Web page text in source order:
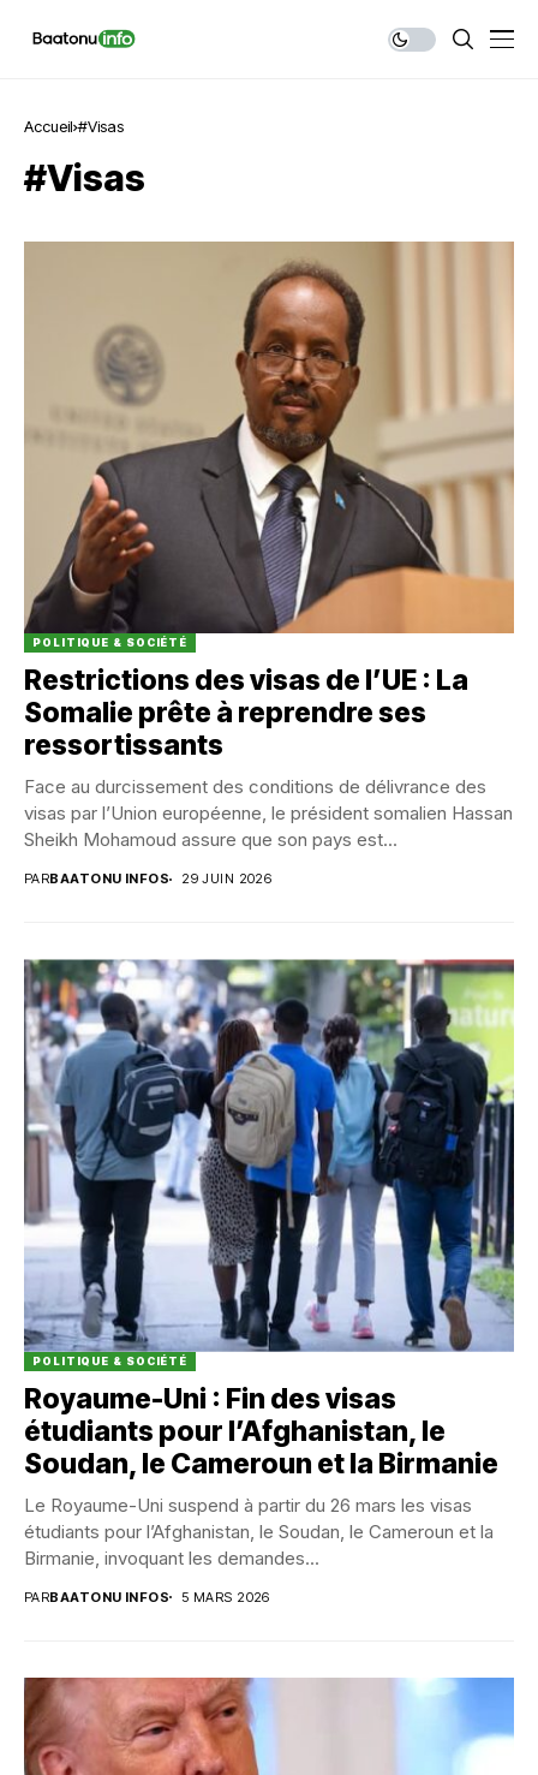
Accueil #Visas
#Visas
POLITIQUE & SOCIÉTÉ
Restrictions des visas de l’UE : La
Somalie prête à reprendre ses
ressortissants
Face au durcissement des conditions de délivrance des
visas par l’Union européenne, le président somalien Hassan
Sheikh Mohamoud assure que son pays est...
PARBAATONU INFOS 29 JUIN 2026
POLITIQUE & SOCIÉTÉ
Royaume-Uni : Fin des visas
étudiants pour l’Afghanistan, le
Soudan, le Cameroun et la Birmanie
Le Royaume-Uni suspend à partir du 26 mars les visas
étudiants pour l’Afghanistan, le Soudan, le Cameroun et la
Birmanie, invoquant les demandes...
PARBAATONU INFOS 5 MARS 2026